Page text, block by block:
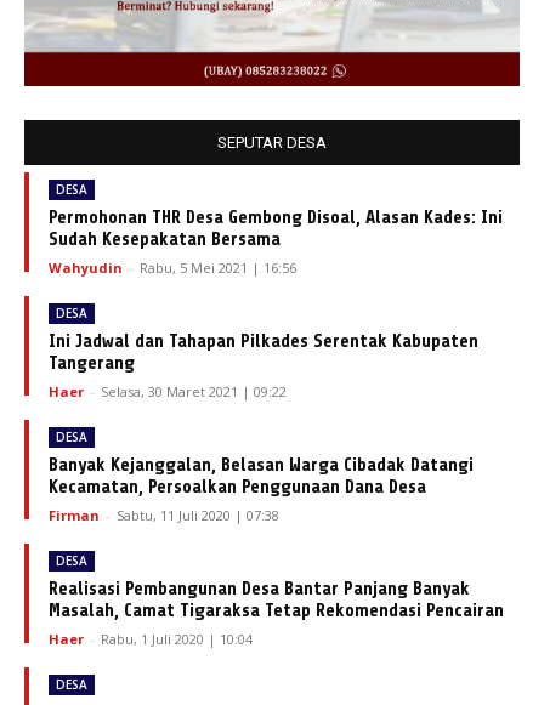
SEPUTAR DESA
DESA
Permohonan THR Desa Gembong Disoal, Alasan Kades: Ini
Sudah Kesepakatan Bersama
Wahyudin - Rabu, 5 Mei 2021 | 16:56
DESA
Ini Jadwal dan Tahapan Pilkades Serentak Kabupaten
Tangerang
Haer - Selasa, 30 Maret 2021 | 09:22
DESA
Banyak Kejanggalan, Belasan Warga Cibadak Datangi
Kecamatan, Persoalkan Penggunaan Dana Desa
Firman - Sabtu, 11 Juli 2020 | 07:38
DESA
Realisasi Pembangunan Desa Bantar Panjang Banyak
Masalah, Camat Tigaraksa Tetap Rekomendasi Pencairan
Haer - Rabu, 1 Juli 2020 | 10:04
DESA